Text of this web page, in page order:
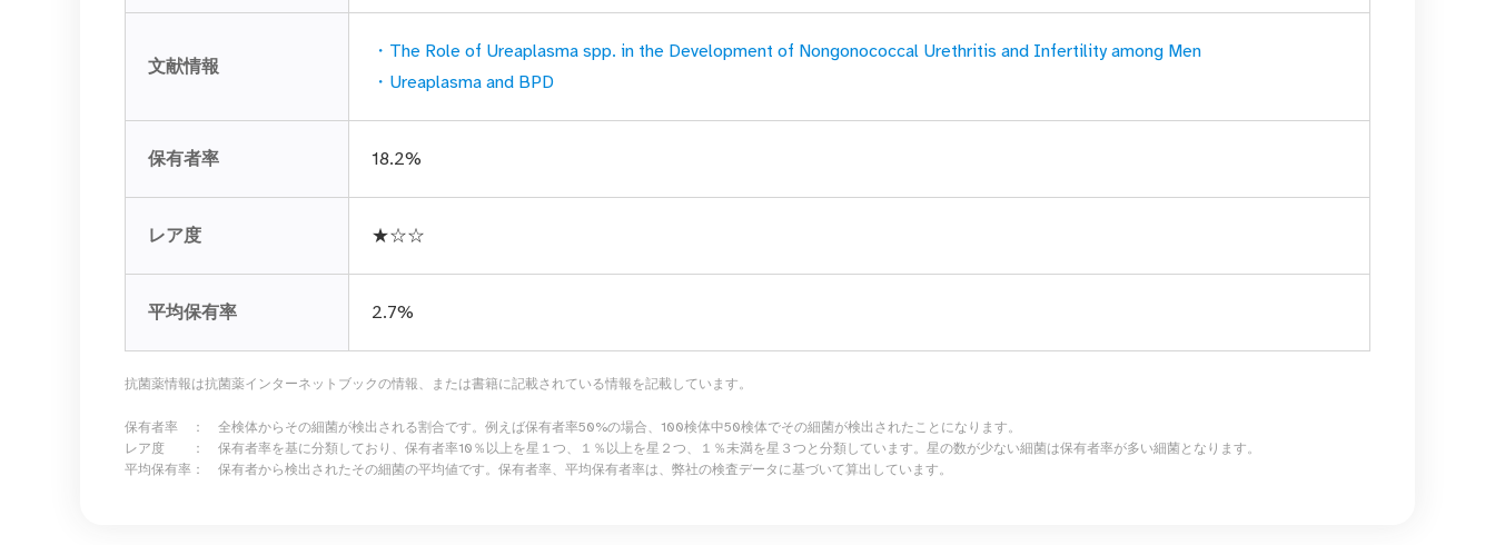
文献情報
・The Role of Ureaplasma spp. in the Development of Nongonococcal Urethritis and Infertility among Men
・Ureaplasma and BPD
保有者率 18.2%
レア度 ★☆☆
平均保有率 2.7%
抗菌薬情報は抗菌薬インターネットブックの情報、または書籍に記載されている情報を記載しています。
保有者率 ： 全検体からその細菌が検出される割合です。例えば保有者率50%の場合、100検体中50検体でその細菌が検出されたことになります。
レア度 ： 保有者率を基に分類しており、保有者率10％以上を星１つ、１％以上を星２つ、１％未満を星３つと分類しています。星の数が少ない細菌は保有者率が多い細菌となります。
平均保有率： 保有者から検出されたその細菌の平均値です。保有者率、平均保有者率は、弊社の検査データに基づいて算出しています。